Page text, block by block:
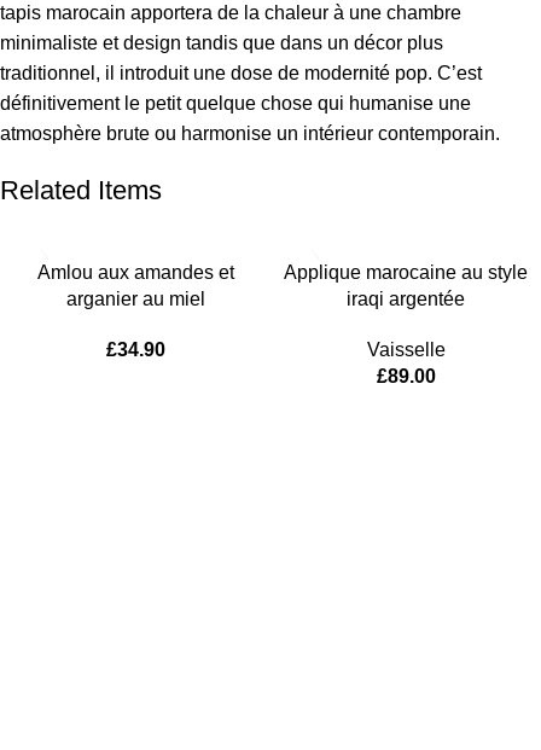
tapis marocain apportera de la chaleur à une chambre
minimaliste et design tandis que dans un décor plus
traditionnel, il introduit une dose de modernité pop. C’est
définitivement le petit quelque chose qui humanise une
atmosphère brute ou harmonise un intérieur contemporain.
Related Items
Amlou aux amandes et
arganier au miel
£34.90
Applique marocaine au style
iraqi argentée
Vaisselle
£89.00